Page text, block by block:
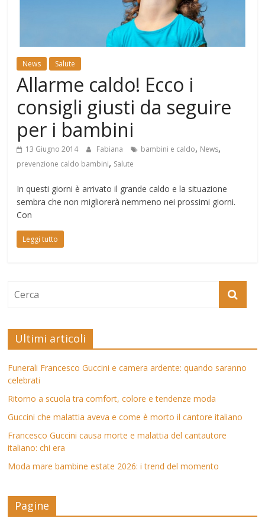
News Salute
Allarme caldo! Ecco i
consigli giusti da seguire
per i bambini
13 Giugno 2014 Fabiana bambini e caldo, News,
prevenzione caldo bambini, Salute
In questi giorni è arrivato il grande caldo e la situazione
sembra che non migliorerà nemmeno nei prossimi giorni.
Con
Leggi tutto
Ultimi articoli
Funerali Francesco Guccini e camera ardente: quando saranno
celebrati
Ritorno a scuola tra comfort, colore e tendenze moda
Guccini che malattia aveva e come è morto il cantore italiano
Francesco Guccini causa morte e malattia del cantautore
italiano: chi era
Moda mare bambine estate 2026: i trend del momento
Pagine